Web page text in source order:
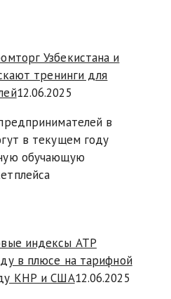
Узбекистана и
тренинги для
12.06.2025
в
в текущем году
обучающую
индексы АТР
в плюсе на тарифной
КНР и США12.06.2025